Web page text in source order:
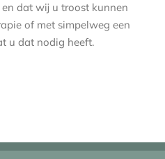
dat wij u troost kunnen
of met simpelweg een
u dat nodig heeft.